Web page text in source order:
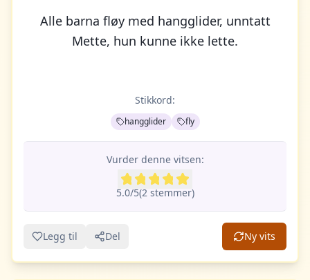
Alle barna fløy med hangglider, unntatt
Mette, hun kunne ikke lette.
Stikkord:
hangglider fly
Vurder denne vitsen:
5.0/5(2stemmer)
Legg til Del Ny vits